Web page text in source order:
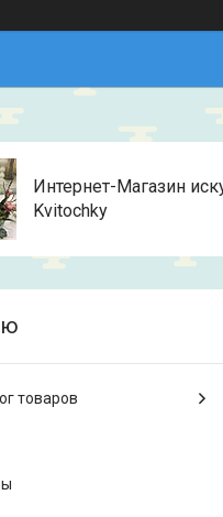
Интернет-Магазин
Kvitochky
товаров